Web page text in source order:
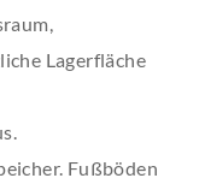
Lagerfläche
Fußböden